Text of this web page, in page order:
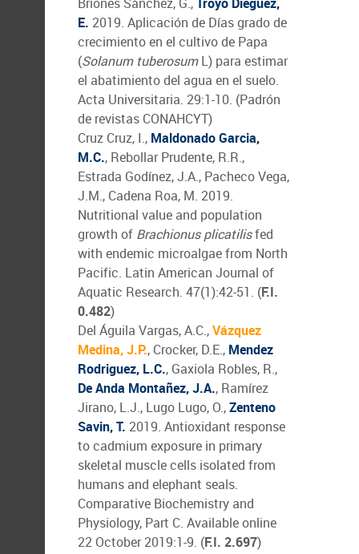
E. 2019. Aplicación de Días grado de
crecimiento en el cultivo de Papa
(Solanum tuberosumL) para estimar
el abatimiento del agua en el suelo.
Acta Universitaria. 29:1-10. (Padrón
de revistas CONAHCYT)
Cruz Cruz, I., Maldonado Garcia,
M.C., Rebollar Prudente, R.R.,
Estrada Godínez, J.A., Pacheco Vega,
J.M., Cadena Roa, M. 2019.
Nutritional value and population
growth of Brachionus plicatilisfed
with endemic microalgae from North
Pacific. Latin American Journal of
Aquatic Research. 47(1):42-51. (F.I.
0.482)
Del Águila Vargas, A.C.,Vázquez
Medina, J.P., Crocker, D.E., Mendez
Rodriguez, L.C., Gaxiola Robles, R.,
De Anda Montañez, J.A., Ramírez
Jirano, L.J., Lugo Lugo, O.,Zenteno
Savin, T. 2019. Antioxidant response
to cadmium exposure in primary
skeletal muscle cells isolated from
humans and elephant seals.
Comparative Biochemistry and
Physiology, Part C. Available online
22 October 2019:1-9. (F.I. 2.697)